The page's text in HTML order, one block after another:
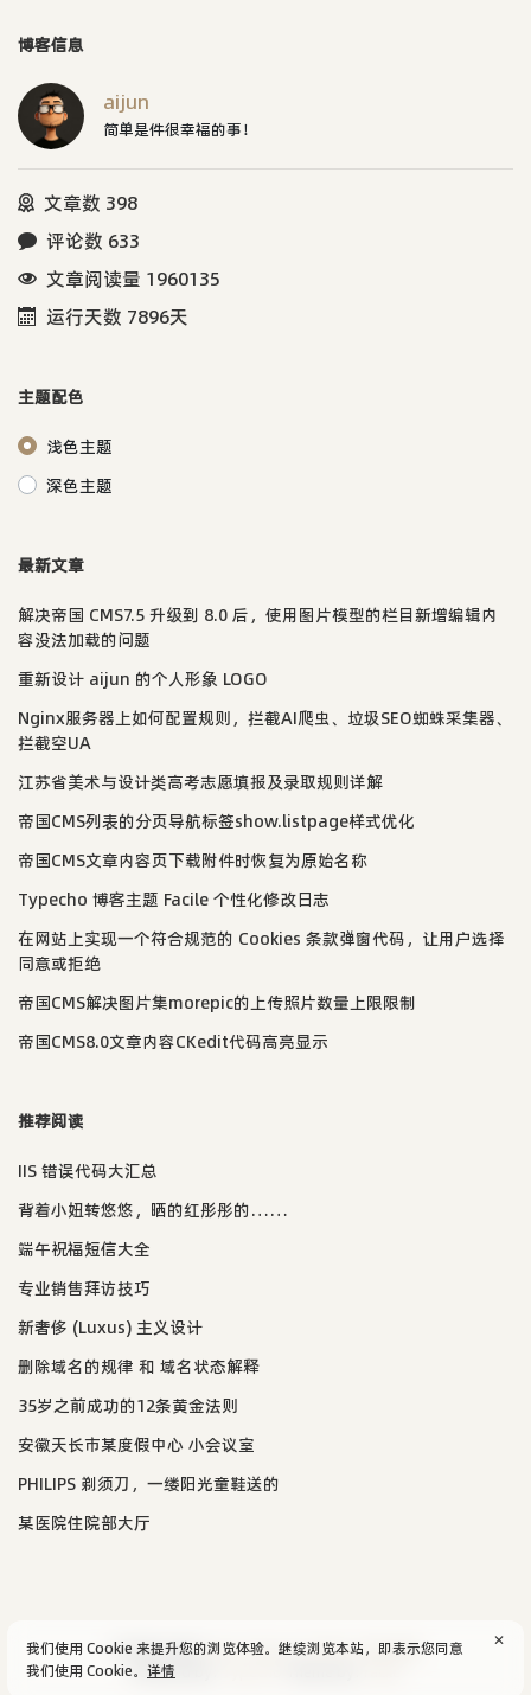
博客信息
aijun
简单是件很幸福的事！
文章数 398
评论数 633
文章阅读量 1960135
运行天数 7896天
主题配色
浅色主题
深色主题
最新文章
解决帝国 CMS7.5 升级到 8.0 后，使用图片模型的栏目新增编辑内
容没法加载的问题
重新设计 aijun 的个人形象 LOGO
Nginx服务器上如何配置规则，拦截AI爬虫、垃圾SEO蜘蛛采集器、
拦截空UA
江苏省美术与设计类高考志愿填报及录取规则详解
帝国CMS列表的分页导航标签show.listpage样式优化
帝国CMS文章内容页下载附件时恢复为原始名称
Typecho 博客主题 Facile 个性化修改日志
在网站上实现一个符合规范的 Cookies 条款弹窗代码，让用户选择
同意或拒绝
帝国CMS解决图片集morepic的上传照片数量上限限制
帝国CMS8.0文章内容CKedit代码高亮显示
推荐阅读
IIS 错误代码大汇总
背着小妞转悠悠，晒的红彤彤的……
端午祝福短信大全
专业销售拜访技巧
新奢侈 (Luxus) 主义设计
删除域名的规律 和 域名状态解释
35岁之前成功的12条黄金法则
安徽天长市某度假中心 小会议室
PHILIPS 剃须刀，一缕阳光童鞋送的
某医院住院部大厅
© 2004-2026aijun's blog/SiteMap.隐私政策
Powered by:
✕
我们使用 Cookie 来提升您的浏览体验。继续浏览本站，即表示您同意
我们使用 Cookie。 详情